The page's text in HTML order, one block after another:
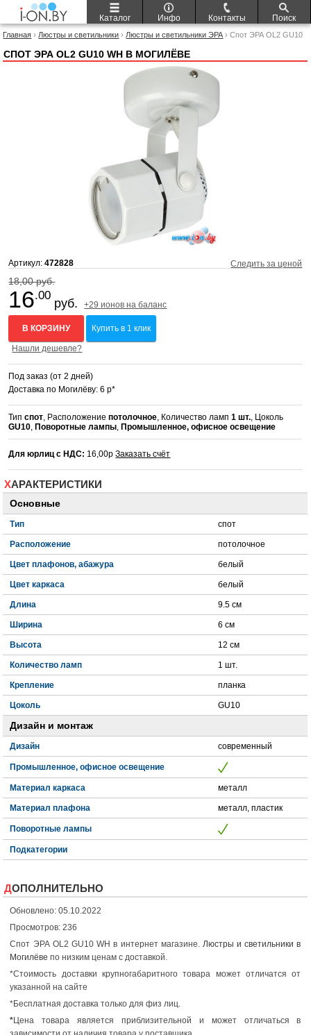
Каталог Инфо Контакты Поиск
Главная › Люстры и светильники › Люстры и светильники ЭРА › Спот ЭРА OL2 GU10
СПОТ ЭРА OL2 GU10 WH В МОГИЛЁВЕ
Артикул:472828 Следить за ценой
18,00 руб.
16.00
руб. +29 ионов на баланс
В КОРЗИНУ Купить в 1 клик
Нашли дешевле?
Под заказ (от 2 дней)
Доставка по Могилёву: 6 р*
Типспот, Расположениепотолочное, Количество ламп1 шт., Цоколь
GU10, Поворотные лампы, Промышленное, офисное освещение
Для юрлиц с НДС: 16,00рЗаказать счёт
ХАРАКТЕРИСТИКИ
Основные
Тип спот
Расположение потолочное
Цвет плафонов, абажура белый
Цвет каркаса белый
Длина 9.5 см
Ширина 6 см
Высота 12 см
Количество ламп 1 шт.
Крепление планка
Цоколь GU10
Дизайн и монтаж
Дизайн современный
Промышленное, офисное освещение
Материал каркаса металл
Материал плафона металл, пластик
Поворотные лампы
Подкатегории
ДОПОЛНИТЕЛЬНО
Обновлено: 05.10.2022
Просмотров: 236
Спот ЭРА OL2 GU10 WH в интернет магазине. Люстры и светильники в
Могилёве по низким ценам с доставкой.
*Стоимость доставки крупногабаритного товара может отличатся от
указанной на сайте
*Бесплатная доставка только для физ лиц.
*Цена товара является приблизительной и может отличаться в